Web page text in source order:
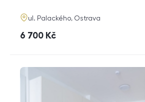
adresa
ul. Palackého, Ostrava
cena
6 700 Kč